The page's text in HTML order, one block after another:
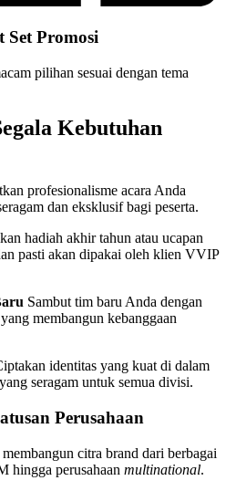
Promosi
pilihan sesuai dengan tema
Kebutuhan
profesionalisme acara Anda
dan eksklusif bagi peserta.
hadiah akhir tahun atau ucapan
pasti akan dipakai oleh klien VVIP
Sambut tim baru Anda dengan
membangun kebanggaan
identitas yang kuat di dalam
seragam untuk semua divisi.
Perusahaan
citra brand dari berbagai
hingga perusahaan multinational.